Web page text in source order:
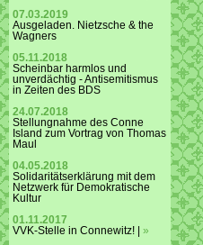
07.03.2019
Ausgeladen. Nietzsche & the
Wagners
05.11.2018
Scheinbar harmlos und
unverdächtig - Antisemitismus
in Zeiten des BDS
24.07.2018
Stellungnahme des Conne
Island zum Vortrag von Thomas
Maul
04.05.2018
Solidaritätserklärung mit dem
Netzwerk für Demokratische
Kultur
01.11.2017
VVK-Stelle in Connewitz! | »